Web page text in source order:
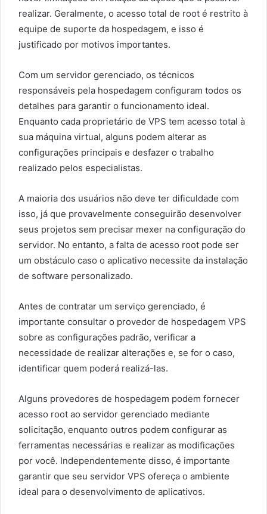
realizar. Geralmente, o acesso total de root é restrito à
equipe de suporte da hospedagem, e isso é
justificado por motivos importantes.
Com um servidor gerenciado, os técnicos
responsáveis pela hospedagem configuram todos os
detalhes para garantir o funcionamento ideal.
Enquanto cada proprietário de VPS tem acesso total à
sua máquina virtual, alguns podem alterar as
configurações principais e desfazer o trabalho
realizado pelos especialistas.
A maioria dos usuários não deve ter dificuldade com
isso, já que provavelmente conseguirão desenvolver
seus projetos sem precisar mexer na configuração do
servidor. No entanto, a falta de acesso root pode ser
um obstáculo caso o aplicativo necessite da instalação
de software personalizado.
Antes de contratar um serviço gerenciado, é
importante consultar o provedor de hospedagem VPS
sobre as configurações padrão, verificar a
necessidade de realizar alterações e, se for o caso,
identificar quem poderá realizá-las.
Alguns provedores de hospedagem podem fornecer
acesso root ao servidor gerenciado mediante
solicitação, enquanto outros podem configurar as
ferramentas necessárias e realizar as modificações
por você. Independentemente disso, é importante
garantir que seu servidor VPS ofereça o ambiente
ideal para o desenvolvimento de aplicativos.